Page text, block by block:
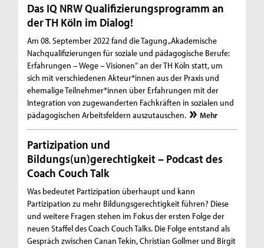
Das IQ NRW Qualifizierungsprogramm an
der TH Köln im Dialog!
Am 08. September 2022 fand die Tagung „Akademische
Nachqualifizierungen für soziale und pädagogische Berufe:
Erfahrungen – Wege – Visionen“ an der TH Köln statt, um
sich mit verschiedenen Akteur*innen aus der Praxis und
ehemalige Teilnehmer*innen über Erfahrungen mit der
Integration von zugewanderten Fachkräften in sozialen und
pädagogischen Arbeitsfeldern auszutauschen.
Mehr
Partizipation und
Bildungs(un)gerechtigkeit – Podcast des
Coach Couch Talk
Was bedeutet Partizipation überhaupt und kann
Partizipation zu mehr Bildungsgerechtigkeit führen? Diese
und weitere Fragen stehen im Fokus der ersten Folge der
neuen Staffel des Coach Couch Talks. Die Folge entstand als
Gespräch zwischen Canan Tekin, Christian Gollmer und Birgit